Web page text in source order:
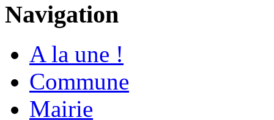
Navigation
A la une !
Commune
Mairie